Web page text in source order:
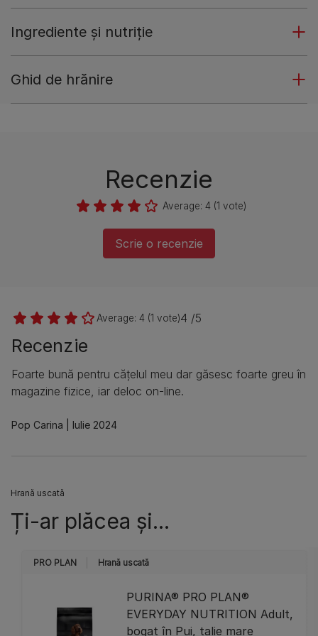
Ingrediente și nutriție
Ghid de hrănire
Recenzie
Average: 4 (1 vote)
Scrie o recenzie
Average: 4 (1 vote)4 /5
Recenzie
Foarte bună pentru cățelul meu dar găsesc foarte greu în
magazine fizice, iar deloc on-line.
Pop Carina Iulie 2024
Hrană uscată
Ți-ar plăcea și...
PRO PLAN Hrană uscată
PURINA® PRO PLAN®
EVERYDAY NUTRITION Adult,
bogat în Pui, talie mare